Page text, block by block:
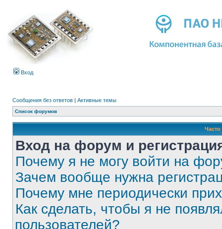
Вход
Сообщения без ответов | Активные темы
Список форумов
Вход на форум и
Почему я не могу войти на
Зачем вообще нужна
Почему мне периодически
Как сделать, чтобы я не
пользователей?